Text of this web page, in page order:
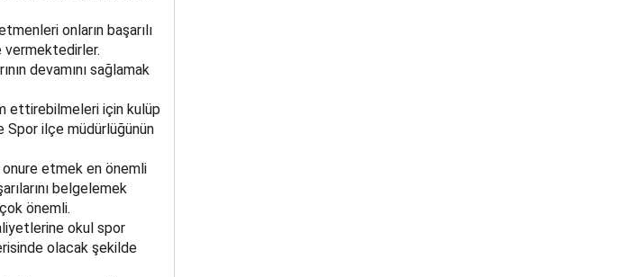
onların başarılı
vermektedirler.
devamını sağlamak
ettirebilmeleri için kulüp
Spor ilçe müdürlüğünün
onure etmek en önemli
belgelemek
önemli.
okul spor
olacak şekilde